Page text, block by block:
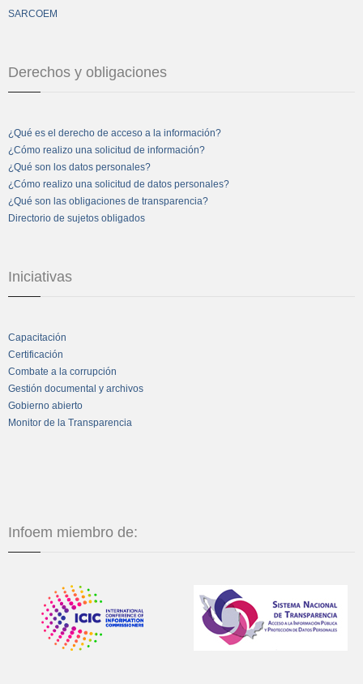
SARCOEM
Derechos y obligaciones
¿Qué es el derecho de acceso a la información?
¿Cómo realizo una solicitud de información?
¿Qué son los datos personales?
¿Cómo realizo una solicitud de datos personales?
¿Qué son las obligaciones de transparencia?
Directorio de sujetos obligados
Iniciativas
Capacitación
Certificación
Combate a la corrupción
Gestión documental y archivos
Gobierno abierto
Monitor de la Transparencia
Infoem miembro de: